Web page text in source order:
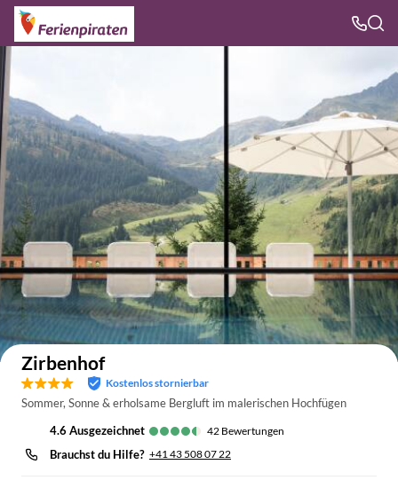
Auf der Karte anzeigen
Zirbenhof
Kostenlos stornierbar
Sommer, Sonne & erholsame Bergluft im malerischen Hochfügen
4.6
ausgezeichnet 42 Bewertungen
Brauchst du Hilfe? +41 43 508 07 22